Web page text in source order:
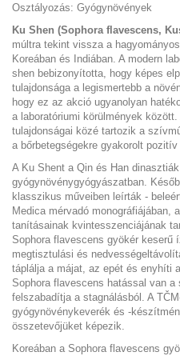
Osztályozás: Gyógynövények
Ku Shen (Sophora flavescens,
múltra tekint vissza a
Koreában és Indiában. A modern
shen bebizonyította, hogy képes
tulajdonsága a legismertebb a
hogy ez az akció ugyanolyan
a laboratóriumi körülmények
tulajdonságai közé tartozik a
a bőrbetegségekre gyakorolt pozitív
A Ku Shent a Qin és Han
gyógynövénygyógyászatban.
klasszikus műveiben leírták -
Medica mérvadó monográfiájában,
tanításainak kvintesszenciájának
Sophora flavescens gyökér
megtisztulási és
táplálja a májat, az epét és enyhíti
Sophora flavescens hatással van
felszabadítja a stagnálásból. A
gyógynövénykeverék és -
összetevőjüket képezik.
Koreában a Sophora flavescens